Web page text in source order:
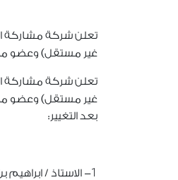
تعلن شركة مشاركة
غير مستقل) وعضو
تعلن شركة مشاركة
غير مستقل) وعضو
بعد التغيير:
1- الاستاذ /